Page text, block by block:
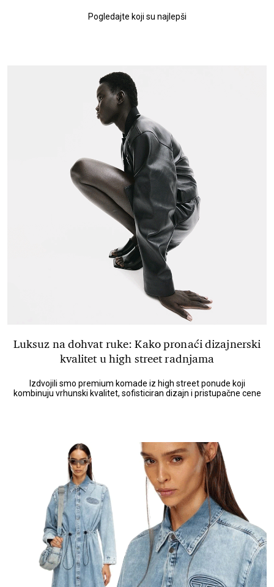
Pogledajte koji su najlepši
Luksuz na dohvat ruke: Kako pronaći dizajnerski
kvalitet u high street radnjama
Izdvojili smo premium komade iz high street ponude koji
kombinuju vrhunski kvalitet, sofisticiran dizajn i pristupačne cene